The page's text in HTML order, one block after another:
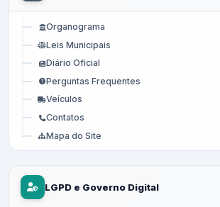
Organograma
Leis Municipais
Diário Oficial
Perguntas Frequentes
Veículos
Contatos
Mapa do Site
LGPD e Governo Digital